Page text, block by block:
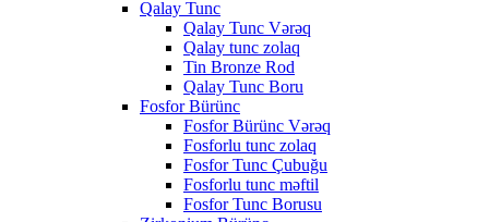
Qalay Tunc
Qalay Tunc Vərəq
Qalay tunc zolaq
Tin Bronze Rod
Qalay Tunc Boru
Fosfor Bürünc
Fosfor Bürünc Vərəq
Fosforlu tunc zolaq
Fosfor Tunc Çubuğu
Fosforlu tunc məftil
Fosfor Tunc Borusu